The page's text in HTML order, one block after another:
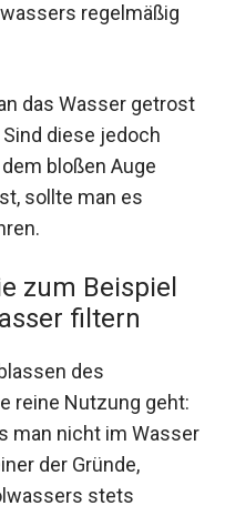
regelmäßig
das Wasser getrost
diese jedoch
bloßen Auge
sollte man es
zum Beispiel
filtern
des
reine Nutzung geht:
man nicht im Wasser
der Gründe,
stets